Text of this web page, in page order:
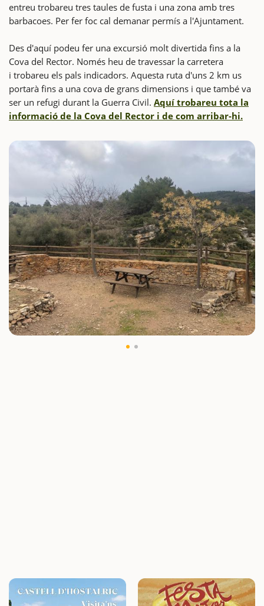
entreu trobareu tres taules de fusta i una zona amb tres
barbacoes. Per fer foc cal demanar permís a l'Ajuntament.
Des d'aquí podeu fer una excursió molt divertida fins a la
Cova del Rector. Només heu de travessar la carretera
i trobareu els pals indicadors. Aquesta ruta d'uns 2 km us
portarà fins a una cova de grans dimensions i que també va
ser un refugi durant la Guerra Civil. Aquí trobareu tota la
informació de la Cova del Rector i de com arribar-hi.